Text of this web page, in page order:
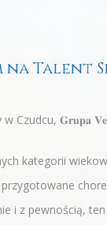
na Talent
Czudcu, 𝐆𝐫𝐮𝐩𝐚
kategorii
i z pewnością,